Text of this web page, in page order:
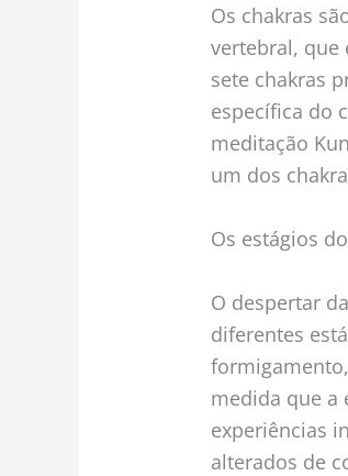
Os chakras
vertebral, que
sete chakras
específica do
meditação
um dos
Os estágios
O despertar
diferentes
medida que a
experiências
alterados de